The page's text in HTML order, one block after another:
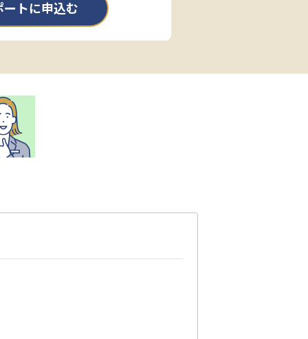
ートに申込む